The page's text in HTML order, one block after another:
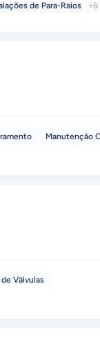
de Para-Raios +6
Manutenção
Válvulas